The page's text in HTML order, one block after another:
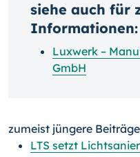
siehe auch für
Informationen:
Luxwerk –
GmbH
zumeist jüngere
LTS setzt